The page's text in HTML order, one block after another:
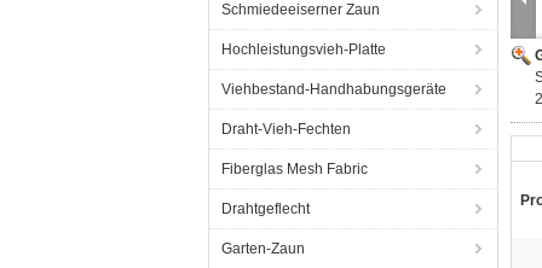
Schmiedeeiserner Zaun
Hochleistungsvieh-Platte
Viehbestand-Handhabungsgeräte
Draht-Vieh-Fechten
Fiberglas Mesh Fabric
Drahtgeflecht
Garten-Zaun